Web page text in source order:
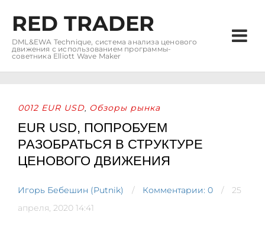
RED TRADER
DML&EWA Technique, система анализа ценового
движения с использованием программы-
советника Elliott Wave Maker
0012 EUR USD, Обзоры рынка
EUR USD, ПОПРОБУЕМ
РАЗОБРАТЬСЯ В СТРУКТУРЕ
ЦЕНОВОГО ДВИЖЕНИЯ
Игорь Бебешин (Putnik) Комментарии: 0
25
апреля, 2020 14:41